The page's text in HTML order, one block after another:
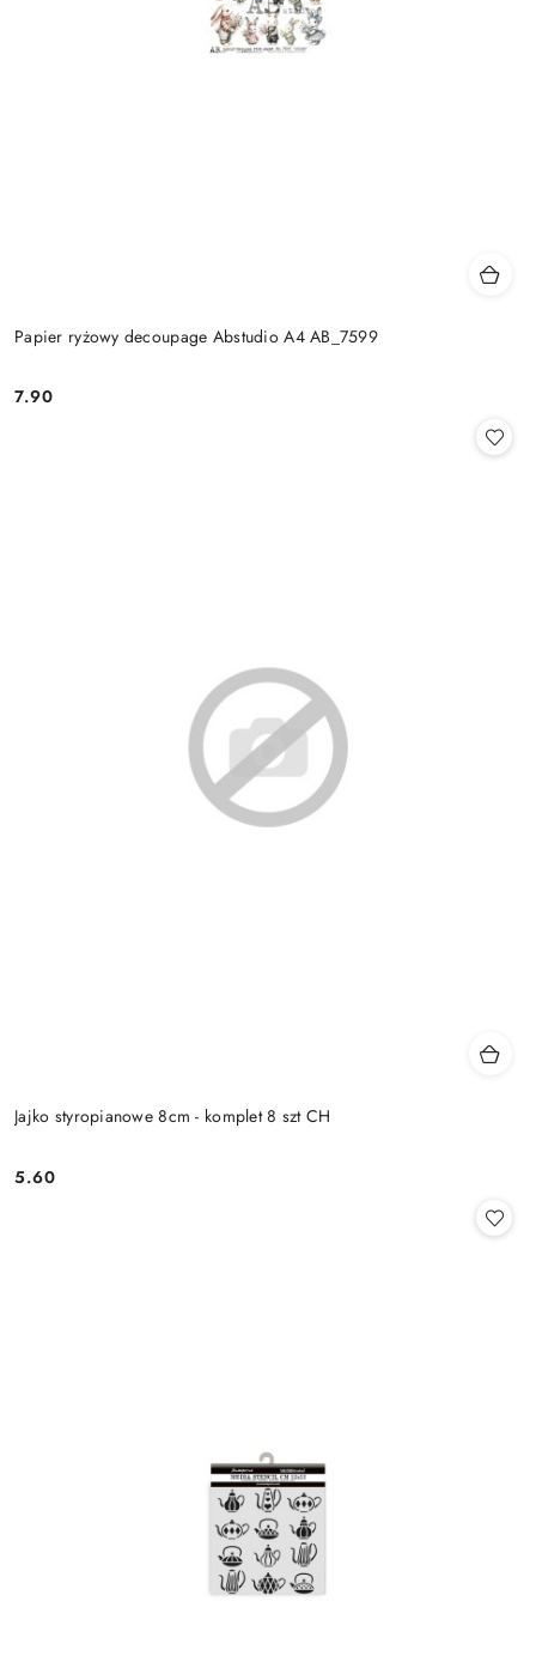
Papier ryżowy decoupage Abstudio A4 AB_7599
Cena:
7.90
Jajko styropianowe 8cm - komplet 8 szt CH
Cena:
5.60